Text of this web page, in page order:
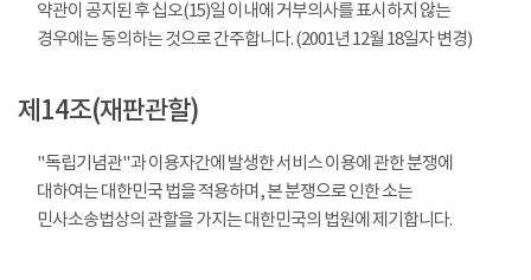
약관이 공지된 후 십오(15)일 이내에 거부의사를 표시하지 않는
경우에는 동의하는 것으로 간주합니다. (2001년 12월 18일자 변경)
제14조(재판관할)
"독립기념관"과 이용자간에 발생한 서비스 이용에 관한 분쟁에
대하여는 대한민국 법을 적용하며, 본 분쟁으로 인한 소는
민사소송법상의 관할을 가지는 대한민국의 법원에 제기합니다.